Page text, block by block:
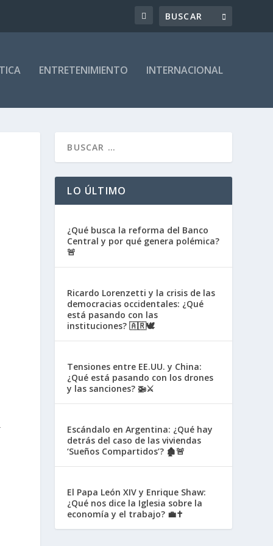
ENTRETENIMIENTO INTERNACIONAL
LO ÚLTIMO
¿Qué busca la reforma del Banco
Central y por qué genera polémica?
🚨
Ricardo Lorenzetti y la crisis de las
democracias occidentales: ¿Qué
está pasando con las
instituciones? 🇦🇷🕊️
Tensiones entre EE.UU. y China:
¿Qué está pasando con los drones
y las sanciones? 🚁⚔️
Escándalo en Argentina: ¿Qué hay
detrás del caso de las viviendas
‘Sueños Compartidos’? 🏚️🚨
El Papa León XIV y Enrique Shaw:
¿Qué nos dice la Iglesia sobre la
economía y el trabajo? 💼✝️